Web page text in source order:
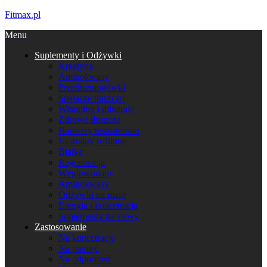
Fitmax.pl
Menu
Suplementy i Odżywki
Kreatyna
Aminokwasy
Przedtreningówki
Spalacze tłuszczu
Witaminy i minerały
Zdrowe tłuszcze
Boostery testosteronu
Ekstrakty roślinne
Białka
Regeneracja
Węglowodany
Aminokwasy
Odżywki na masę
Energia i koncetracja
Suplementy na stawy
Zastosowanie
Na koncetrację
Na pamięć
Na odporność